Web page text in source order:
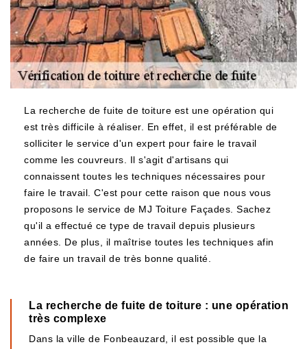
La recherche de fuite de toiture est une opération qui
est très difficile à réaliser. En effet, il est préférable de
solliciter le service d'un expert pour faire le travail
comme les couvreurs. Il s'agit d'artisans qui
connaissent toutes les techniques nécessaires pour
faire le travail. C'est pour cette raison que nous vous
proposons le service de MJ Toiture Façades. Sachez
qu'il a effectué ce type de travail depuis plusieurs
années. De plus, il maîtrise toutes les techniques afin
de faire un travail de très bonne qualité.
La recherche de fuite de toiture : une opération
très complexe
Dans la ville de Fonbeauzard, il est possible que la